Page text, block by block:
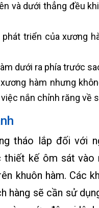
và dưới thẳng đều
triển của xương
dưới ra phía trước
hàm nhưng
nắn chỉnh răng về
tháo lắp đối với
thiết kế ôm sát vào
khuôn hàm. Các
hàng sẽ cần sử